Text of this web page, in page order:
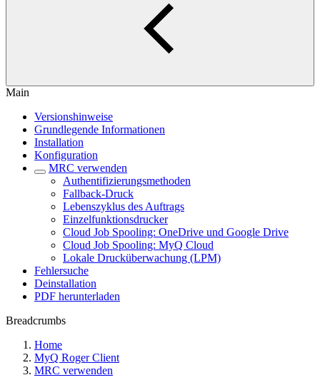
Main
Versionshinweise
Grundlegende Informationen
Installation
Konfiguration
MRC verwenden
Authentifizierungsmethoden
Fallback-Druck
Lebenszyklus des Auftrags
Einzelfunktionsdrucker
Cloud Job Spooling: OneDrive und Google Drive
Cloud Job Spooling: MyQ Cloud
Lokale Drucküberwachung (LPM)
Fehlersuche
Deinstallation
PDF herunterladen
Breadcrumbs
Home
MyQ Roger Client
MRC verwenden